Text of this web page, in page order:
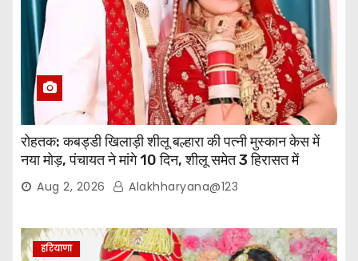
रोहतक: कबड्डी खिलाड़ी शीलू बल्हारा की पत्नी मुस्कान केस में
नया मोड़, पंचायत ने मांगे 10 दिन, शीलू समेत 3 हिरासत में
Aug 2, 2026 Alakhharyana@123
हरियाणा